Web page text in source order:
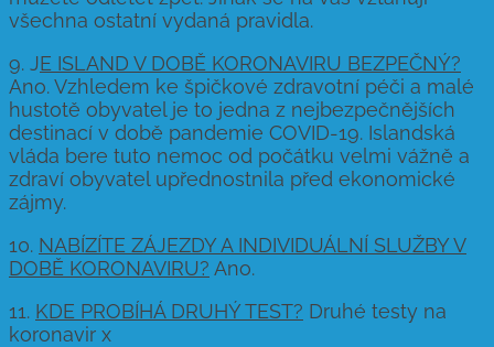
všechna ostatní vydaná pravidla.
9. JE ISLAND V DOBĚ KORONAVIRU BEZPEČNÝ?
Ano. Vzhledem ke špičkové zdravotní péči a malé
hustotě obyvatel je to jedna z nejbezpečnějších
destinací v době pandemie COVID-19. Islandská
vláda bere tuto nemoc od počátku velmi vážně a
zdraví obyvatel upřednostnila před ekonomické
zájmy.
10. NABÍZÍTE ZÁJEZDY A INDIVIDUÁLNÍ SLUŽBY V
DOBĚ KORONAVIRU? Ano.
11. KDE PROBÍHÁ DRUHÝ TEST? Druhé testy na
koronavir x